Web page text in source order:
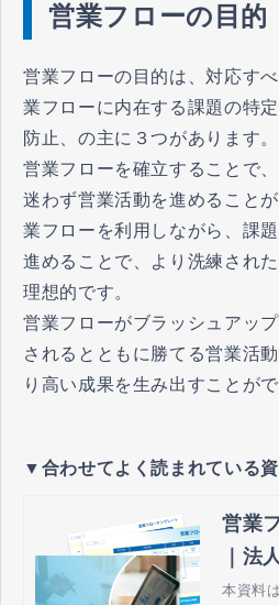
営業フローの目的
営業フローの目的は、対応す
業フローに内在する課題の特
防止、の主に３つがあります。
営業フローを確立することで
迷わず営業活動を進めること
業フローを利用しながら、課
進めることで、より洗練され
理想的です。
営業フローがブラッシュアッ
されるとともに勝てる営業活
り高い成果を生み出すことが
▼合わせてよく読まれている
営業
｜法
の
本資料